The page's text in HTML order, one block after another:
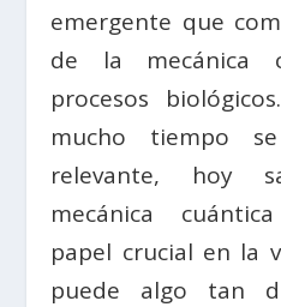
emergente que
de la mecánica
procesos
mucho tiempo
relevante, hoy
mecánica
papel crucial en la
puede algo tan